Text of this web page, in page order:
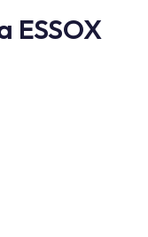
ESSOX